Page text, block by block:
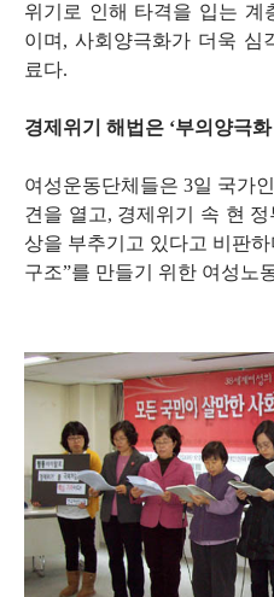
위기로 인해 타격을 입는 계
이며, 사회양극화가 더욱 심
료다.
경제위기 해법은 ‘부의양극
여성운동단체들은 3일 국가
견을 열고, 경제위기 속 현 정
상을 부추기고 있다고 비판
구조”를 만들기 위한 여성노